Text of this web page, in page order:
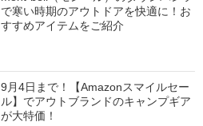
で寒い時期のアウトドアを快適に！お
すすめアイテムをご紹介
9月4日まで！【Amazonスマイルセー
ル】でアウトブランドのキャンプギア
が大特価！